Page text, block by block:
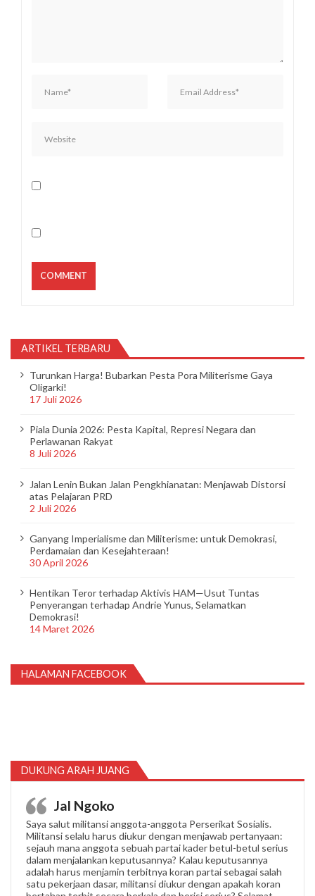
ARTIKEL TERBARU
Turunkan Harga! Bubarkan Pesta Pora Militerisme Gaya
Oligarki!
17 Juli 2026
Piala Dunia 2026: Pesta Kapital, Represi Negara dan
Perlawanan Rakyat
8 Juli 2026
Jalan Lenin Bukan Jalan Pengkhianatan: Menjawab Distorsi
atas Pelajaran PRD
2 Juli 2026
Ganyang Imperialisme dan Militerisme: untuk Demokrasi,
Perdamaian dan Kesejahteraan!
30 April 2026
Hentikan Teror terhadap Aktivis HAM—Usut Tuntas
Penyerangan terhadap Andrie Yunus, Selamatkan
Demokrasi!
14 Maret 2026
HALAMAN FACEBOOK
DUKUNG ARAH JUANG
Jal Ngoko
Saya salut militansi anggota-anggota Perserikat Sosialis.
Militansi selalu harus diukur dengan menjawab pertanyaan:
sejauh mana anggota sebuah partai kader betul-betul serius
dalam menjalankan keputusannya? Kalau keputusannya
adalah harus menjamin terbitnya koran partai sebagai salah
satu pekerjaan dasar, militansi diukur dengan apakah koran